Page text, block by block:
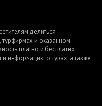
делиться
турфирмах и оказанном
платно и бесплатно
и информацию о турах, а также